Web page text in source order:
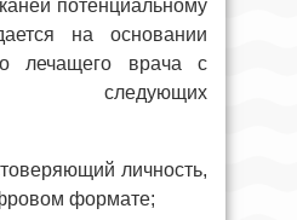
потенциальному
на основании
лечащего врача с
следующих
личность,
формате;